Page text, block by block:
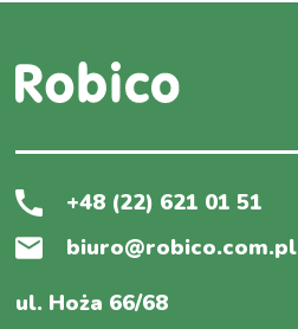
+48 (22) 621 01 51
biuro@robico.com.pl
ul. Hoża 66/68